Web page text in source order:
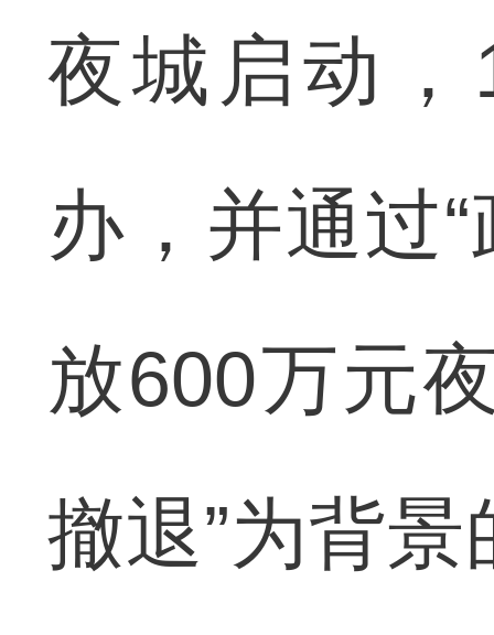
夜城启动
办，并通过
放600万元
撤退”为背